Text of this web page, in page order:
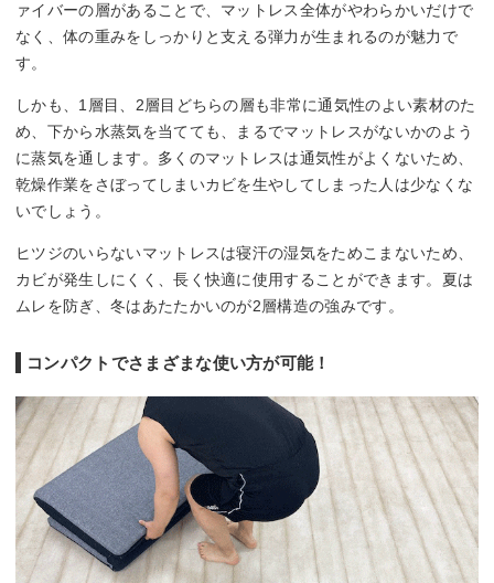
ァイバーの層があることで、マットレス全体がやわらかいだけで
なく、体の重みをしっかりと支える弾力が生まれるのが魅力で
す。
しかも、1層目、2層目どちらの層も非常に通気性のよい素材のた
め、下から水蒸気を当てても、まるでマットレスがないかのよう
に蒸気を通します。多くのマットレスは通気性がよくないため、
乾燥作業をさぼってしまいカビを生やしてしまった人は少なくな
いでしょう。
ヒツジのいらないマットレスは寝汗の湿気をためこまないため、
カビが発生しにくく、長く快適に使用することができます。夏は
ムレを防ぎ、冬はあたたかいのが2層構造の強みです。
コンパクトでさまざまな使い方が可能！